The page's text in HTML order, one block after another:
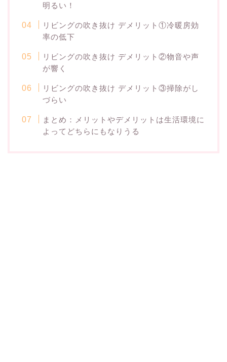
明るい！
リビングの吹き抜け デメリット①冷暖房効
率の低下
リビングの吹き抜け デメリット②物音や声
が響く
リビングの吹き抜け デメリット③掃除がし
づらい
まとめ：メリットやデメリットは生活環境に
よってどちらにもなりうる